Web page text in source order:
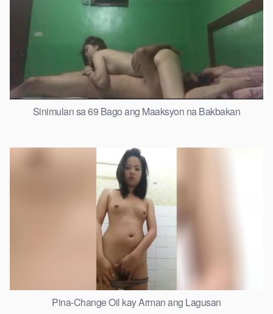
Sinimulan sa 69 Bago ang Maaksyon na Bakbakan
Pina-Change Oil kay Arman ang Lagusan